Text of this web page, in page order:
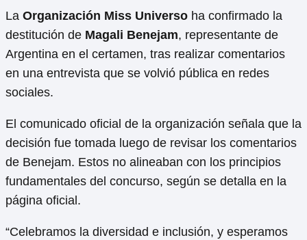
La Organización Miss Universo ha confirmado la
destitución de Magali Benejam, representante de
Argentina en el certamen, tras realizar comentarios
en una entrevista que se volvió pública en redes
sociales.
El comunicado oficial de la organización señala que la
decisión fue tomada luego de revisar los comentarios
de Benejam. Estos no alineaban con los principios
fundamentales del concurso, según se detalla en la
página oficial.
“Celebramos la diversidad e inclusión, y esperamos